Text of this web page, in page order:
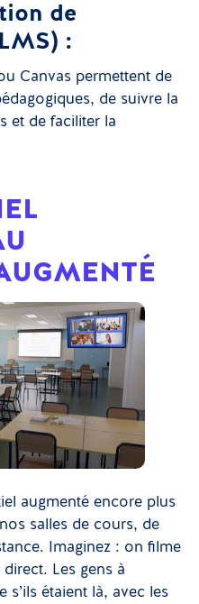
de
:
Canvas permettent de
de suivre la
et de faciliter la
augmenté encore plus
nos salles de cours, de
Imaginez : on filme
Les gens à
étaient là, avec les